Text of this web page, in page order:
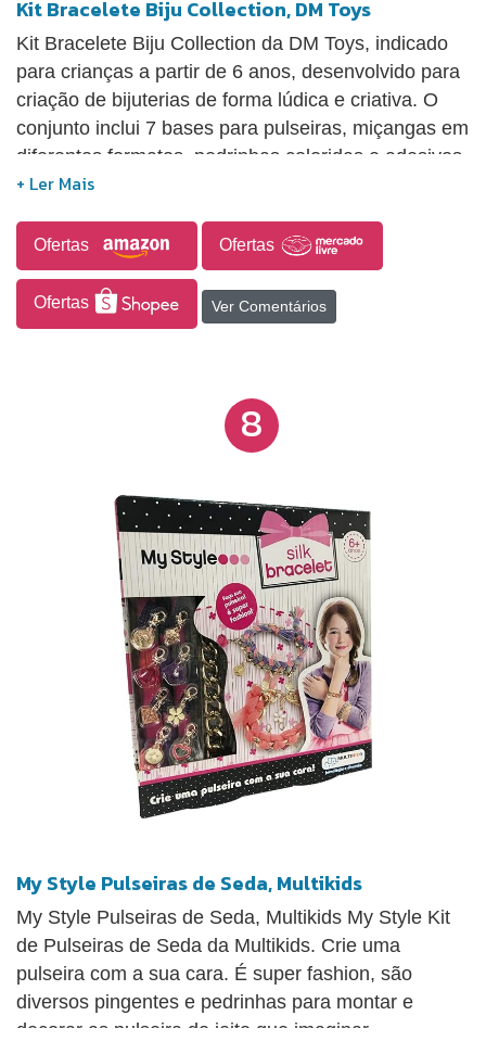
Kit Bracelete Biju Collection, DM Toys
Kit Bracelete Biju Collection da DM Toys, indicado
para crianças a partir de 6 anos, desenvolvido para
criação de bijuterias de forma lúdica e criativa. O
conjunto inclui 7 bases para pulseiras, miçangas em
diferentes formatos, pedrinhas coloridas e adesivos,
permitindo diversas combinações personalizadas.
expressão individual, sendo ideal para atividades
recreativas e educativas.
Ofertas Ofertas
Ofertas Ver Comentários
8
My Style Pulseiras de Seda, Multikids
My Style Pulseiras de Seda, Multikids My Style Kit
de Pulseiras de Seda da Multikids. Crie uma
pulseira com a sua cara. É super fashion, são
diversos pingentes e pedrinhas para montar e
decorar as pulseira do jeito que imaginar.